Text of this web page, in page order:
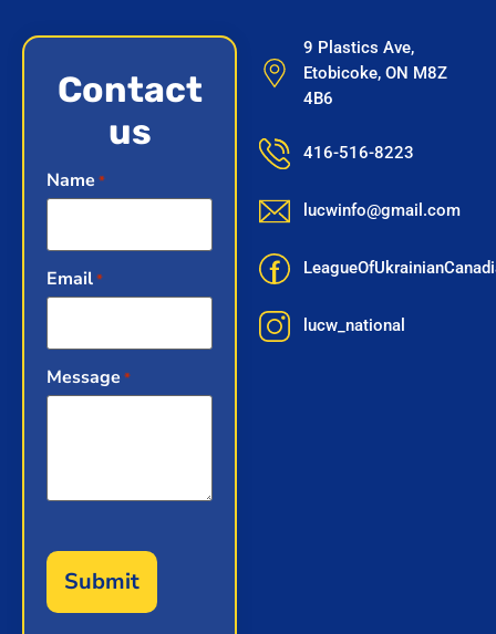
Contact
us
Name *
Email*
Message *
9 Plastics Ave,
Etobicoke, ON M8Z
4B6
416-516-8223
lucwinfo@gmail.com
lucw_national